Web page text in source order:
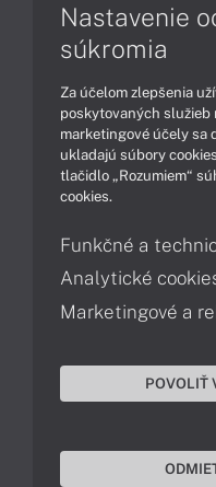
Podpora a servis
043 4224 771
Nastavenie
súkromia
Za účelom zlepšenia
poskytovaných služieb
marketingové účely sa
ukladajú súbory
tlačidlo „Rozumiem“
cookies.
Funkčné a
Analytické
Marketingové a
POVOLIŤ